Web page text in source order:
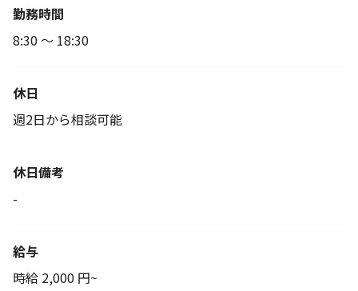
勤務時間
8:30 ～ 18:30
休日
週2日から相談可能
休日備考
-
給与
時給 2,000 円~